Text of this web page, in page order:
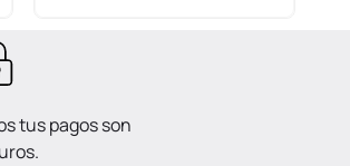
tus pagos son